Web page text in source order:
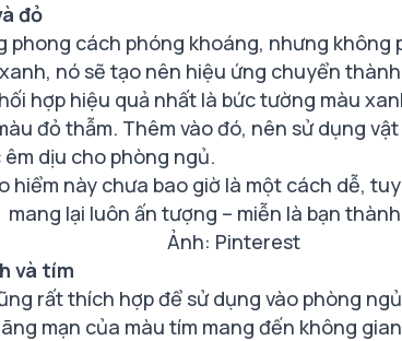
đỏ
phong cách phóng khoáng, nhưng không
nó sẽ tạo nên hiệu ứng chuyển
hợp hiệu quả nhất là bức tường màu
đỏ thẫm. Thêm vào đó, nên sử dụng
dịu cho phòng ngủ.
hiểm này chưa bao giờ là một cách dễ,
mang lại luôn ấn tượng – miễn là bạn
Ảnh: Pinterest
và tím
rất thích hợp để sử dụng vào phòng
mạn của màu tím mang đến không